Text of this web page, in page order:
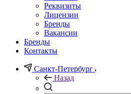
Реквизиты
Лицензии
Бренды
Вакансии
Бренды
Контакты
Санкт-Петербург
Назад